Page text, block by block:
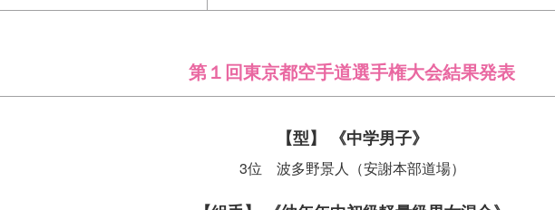
第１回東京都空手道選手権大会結果発表
【型】 《中学男子》
3位 波多野景人（安謝本部道場）